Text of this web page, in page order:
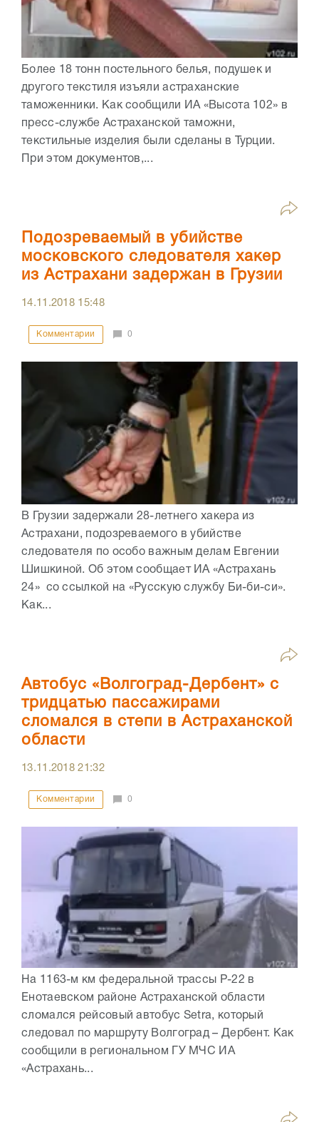
Более 18 тонн постельного белья, подушек и
другого текстиля изъяли астраханские
таможенники. Как сообщили ИА «Высота 102» в
пресс-службе Астраханской таможни,
текстильные изделия были сделаны в Турции.
При этом документов,...
Подозреваемый в убийстве
московского следователя хакер
из Астрахани задержан в Грузии
14.11.2018 15:48
Комментарии 0
В Грузии задержали 28-летнего хакера из
Астрахани, подозреваемого в убийстве
следователя по особо важным делам Евгении
Шишкиной. Об этом сообщает ИА «Астрахань
24» со ссылкой на «Русскую службу Би-би-си».
Как...
Автобус «Волгоград-Дербент» с
тридцатью пассажирами
сломался в степи в Астраханской
области
13.11.201821:32
Комментарии 0
На 1163-м км федеральной трассы Р-22 в
Енотаевском районе Астраханской области
сломался рейсовый автобус Setra, который
следовал по маршруту Волгоград – Дербент. Как
сообщили в региональном ГУ МЧС ИА
«Астрахань...